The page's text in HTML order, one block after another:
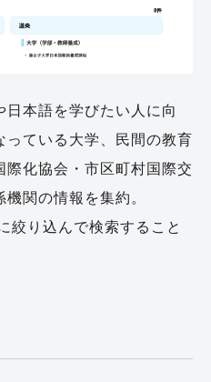
日本語を学びたい人に向
っている大学、民間の教育
化協会・市区町村国際交
関の情報を集約。
絞り込んで検索すること